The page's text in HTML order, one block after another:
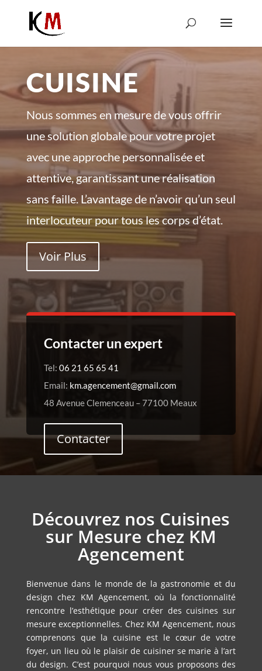
CUISINE
Nous sommes en mesure de vous offrir
une solution globale pour votre projet
avec une approche personnalisée et
attentive, garantissant une réalisation
sans faille. L’avantage de n’avoir qu’un seul
interlocuteur pour tous les corps d’état.
Voir Plus
Contacter un expert
Tel: 06 21 65 65 41
Email: km.agencement@gmail.com
48 Avenue Clemenceau – 77100 Meaux
Contacter
Découvrez nos Cuisines
sur Mesure chez KM
Agencement
Bienvenue dans le monde de la gastronomie et du
design chez KM Agencement, où la fonctionnalité
rencontre l’esthétique pour créer des cuisines sur
mesure exceptionnelles. Chez KM Agencement, nous
comprenons que la cuisine est le cœur de votre
foyer, un lieu où le plaisir de cuisiner se marie à l’art
du design. C’est pourquoi nous vous proposons des